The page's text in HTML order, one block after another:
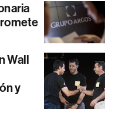
Wall
y